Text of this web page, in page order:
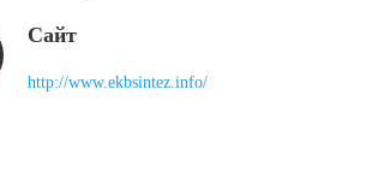
Сайт
http://www.ekbsintez.info/